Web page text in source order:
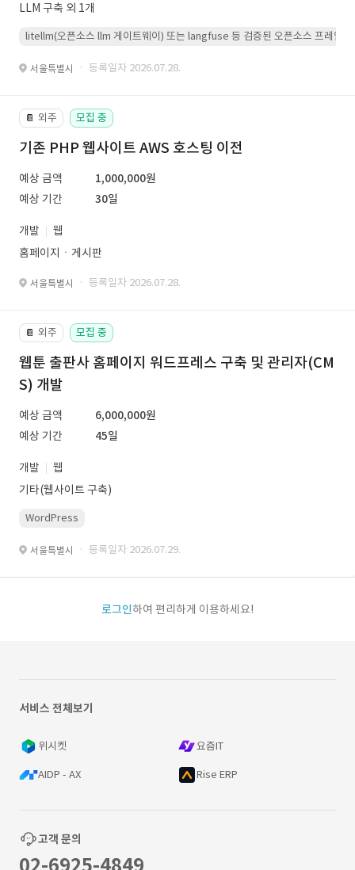
LLM 구축 외 1개
litellm(오픈소스 llm 게이트웨이) 또는 langfuse 등 검증된 오픈소스 프레임워
서울특별시 · 등록일자 2026.07.28.
📔 외주 모집 중
기존 PHP 웹사이트 AWS 호스팅 이전
예상 금액
1,000,000원
예상 기간
30일
개발
웹
홈페이지ㆍ게시판
서울특별시 · 등록일자 2026.07.28.
📔 외주 모집 중
웹툰 출판사 홈페이지 워드프레스 구축 및 관리자(CM
S) 개발
예상 금액
6,000,000원
예상 기간
45일
개발
웹
기타(웹사이트 구축)
WordPress
서울특별시 · 등록일자 2026.07.29.
로그인하여 편리하게 이용하세요!
서비스 전체보기
위시켓 요즘IT
AIDP - AX Rise ERP
고객 문의